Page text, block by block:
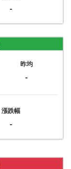
-
昨均
-
漲跌幅
-